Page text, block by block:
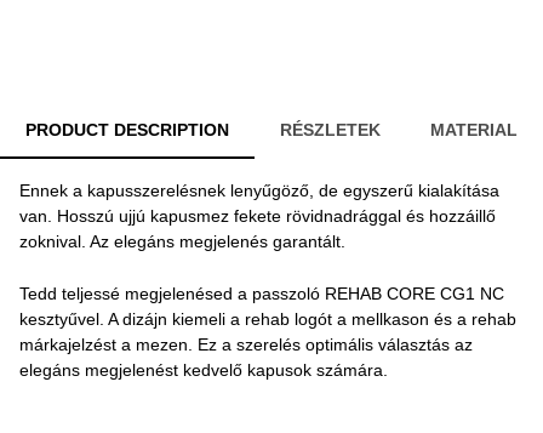
PRODUCT DESCRIPTION RÉSZLETEK MATERIAL
Ennek a kapusszerelésnek lenyűgöző, de egyszerű kialakítása
van. Hosszú ujjú kapusmez fekete rövidnadrággal és hozzáillő
zoknival. Az elegáns megjelenés garantált.
Tedd teljessé megjelenésed a passzoló REHAB CORE CG1 NC
kesztyűvel. A dizájn kiemeli a rehab logót a mellkason és a rehab
márkajelzést a mezen. Ez a szerelés optimális választás az
elegáns megjelenést kedvelő kapusok számára.